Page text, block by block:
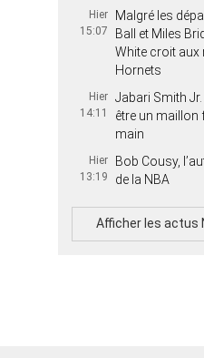
Hier
15:07
Malgré les
Ball et Miles
White croit aux
Hornets
Hier
14:11
Jabari Smith
être un maillon
main
Hier
13:19
Bob Cousy,
de la NBA
Afficher les actus